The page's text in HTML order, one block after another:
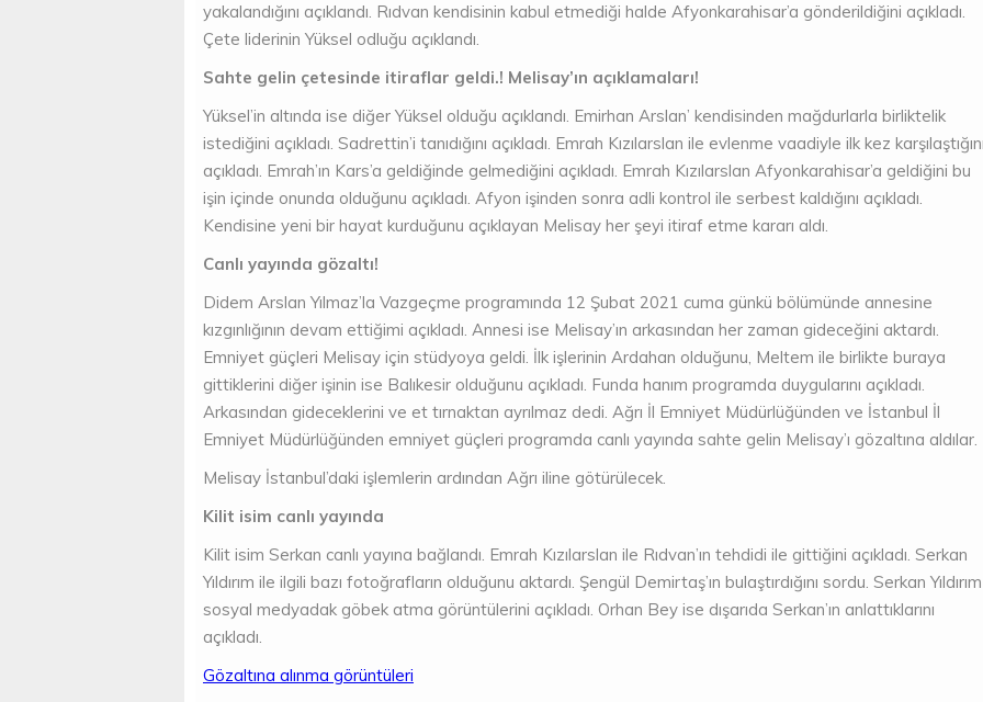
yakalandığını açıklandı. Rıdvan kendisinin kabul etmediği halde Afyonkarahisar’a gönderildiğini açıkladı.
Çete liderinin Yüksel odluğu açıklandı.
Sahte gelin çetesinde itiraflar geldi.! Melisay’ın açıklamaları!
Yüksel’in altında ise diğer Yüksel olduğu açıklandı. Emirhan Arslan’ kendisinden mağdurlarla birliktelik
istediğini açıkladı. Sadrettin’i tanıdığını açıkladı. Emrah Kızılarslan ile evlenme vaadiyle ilk kez
açıkladı. Emrah’ın Kars’a geldiğinde gelmediğini açıkladı. Emrah Kızılarslan Afyonkarahisar’a geldiğini bu
işin içinde onunda olduğunu açıkladı. Afyon işinden sonra adli kontrol ile serbest kaldığını açıkladı.
Kendisine yeni bir hayat kurduğunu açıklayan Melisay her şeyi itiraf etme kararı aldı.
Canlı yayında gözaltı!
Didem Arslan Yılmaz’la Vazgeçme programında 12 Şubat 2021 cuma günkü bölümünde annesine
kızgınlığının devam ettiğimi açıkladı. Annesi ise Melisay’ın arkasından her zaman gideceğini aktardı.
Emniyet güçleri Melisay için stüdyoya geldi. İlk işlerinin Ardahan olduğunu, Meltem ile birlikte buraya
gittiklerini diğer işinin ise Balıkesir olduğunu açıkladı. Funda hanım programda duygularını açıkladı.
Arkasından gideceklerini ve et tırnaktan ayrılmaz dedi. Ağrı İl Emniyet Müdürlüğünden ve İstanbul İl
Emniyet Müdürlüğünden emniyet güçleri programda canlı yayında sahte gelin Melisay’ı gözaltına aldılar.
Melisay İstanbul’daki işlemlerin ardından Ağrı iline götürülecek.
Kilit isim canlı yayında
Kilit isim Serkan canlı yayına bağlandı. Emrah Kızılarslan ile Rıdvan’ın tehdidi ile gittiğini açıkladı. Serkan
Yıldırım ile ilgili bazı fotoğrafların olduğunu aktardı. Şengül Demirtaş’ın bulaştırdığını sordu. Serkan Yıldırım
sosyal medyadak göbek atma görüntülerini açıkladı. Orhan Bey ise dışarıda Serkan’ın anlattıklarını
açıkladı.
Gözaltına alınma görüntüleri